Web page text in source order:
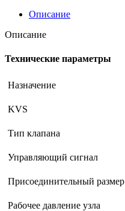
Описание
Описание
Технические параметры
Назначение
KVS
Тип клапана
Управляющий сигнал
Присоединительный размер
Рабочее давление узла